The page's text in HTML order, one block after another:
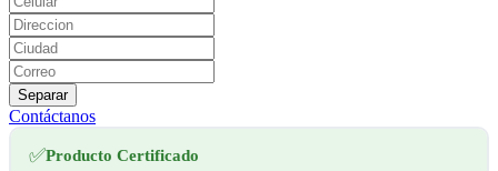
Separar
Contáctanos
✅Producto Certificado